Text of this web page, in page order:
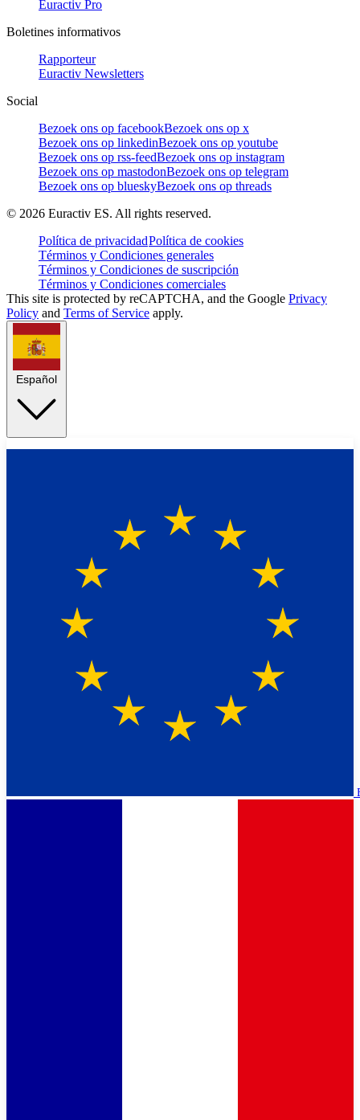
Euractiv Pro
Boletines informativos
Rapporteur
Euractiv Newsletters
Social
Bezoek ons op facebookBezoek ons op x
Bezoek ons op linkedinBezoek ons op youtube
Bezoek ons op rss-feedBezoek ons op instagram
Bezoek ons op mastodonBezoek ons op telegram
Bezoek ons op blueskyBezoek ons op threads
© 2026 Euractiv ES. All rights reserved.
Política de privacidadPolítica de cookies
Términos y Condiciones generales
Términos y Condiciones de suscripción
Términos y Condiciones comerciales
This site is protected by reCAPTCHA, and the Google Privacy
Policy and Terms of Service apply.
Español